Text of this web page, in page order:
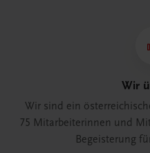
Wir
Wir sind ein
75 Mitarbeiterinnen und
Begeisterung